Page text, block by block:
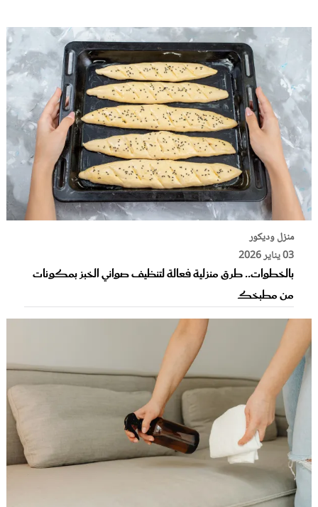
منزل وديكور
03 يناير 2026
بالخطوات.. طرق منزلية فعالة لتنظيف صواني الخبز بمكونات
من مطبخك